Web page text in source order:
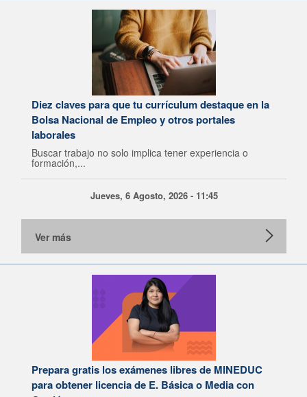
Diez claves para que tu currículum destaque en la
Bolsa Nacional de Empleo y otros portales
laborales
Buscar trabajo no solo implica tener experiencia o
formación,...
Jueves, 6 Agosto, 2026 - 11:45
Ver más
Prepara gratis los exámenes libres de MINEDUC
para obtener licencia de E. Básica o Media con